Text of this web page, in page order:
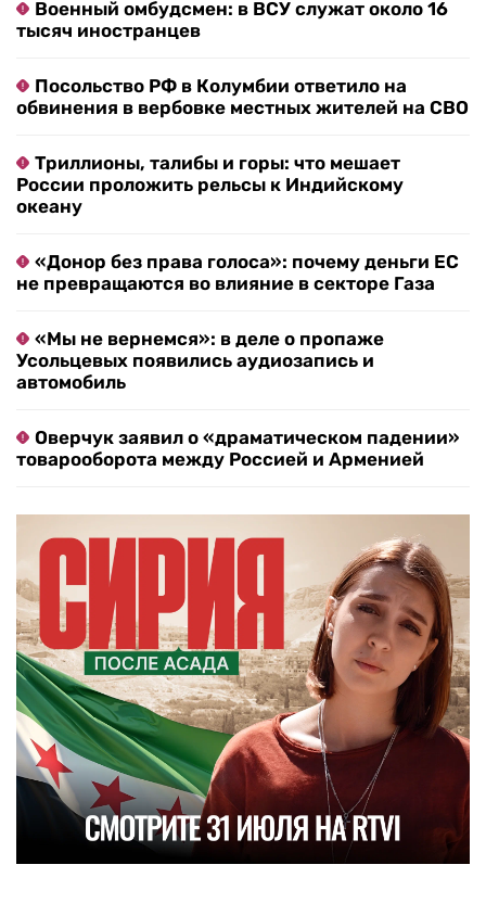
Военный омбудсмен: в ВСУ служат около 16
тысяч иностранцев
Посольство РФ в Колумбии ответило на
обвинения в вербовке местных жителей на СВО
Триллионы, талибы и горы: что мешает
России проложить рельсы к Индийскому
океану
«Донор без права голоса»: почему деньги ЕС
не превращаются во влияние в секторе Газа
«Мы не вернемся»: в деле о пропаже
Усольцевых появились аудиозапись и
автомобиль
Оверчук заявил о «драматическом падении»
товарооборота между Россией и Арменией